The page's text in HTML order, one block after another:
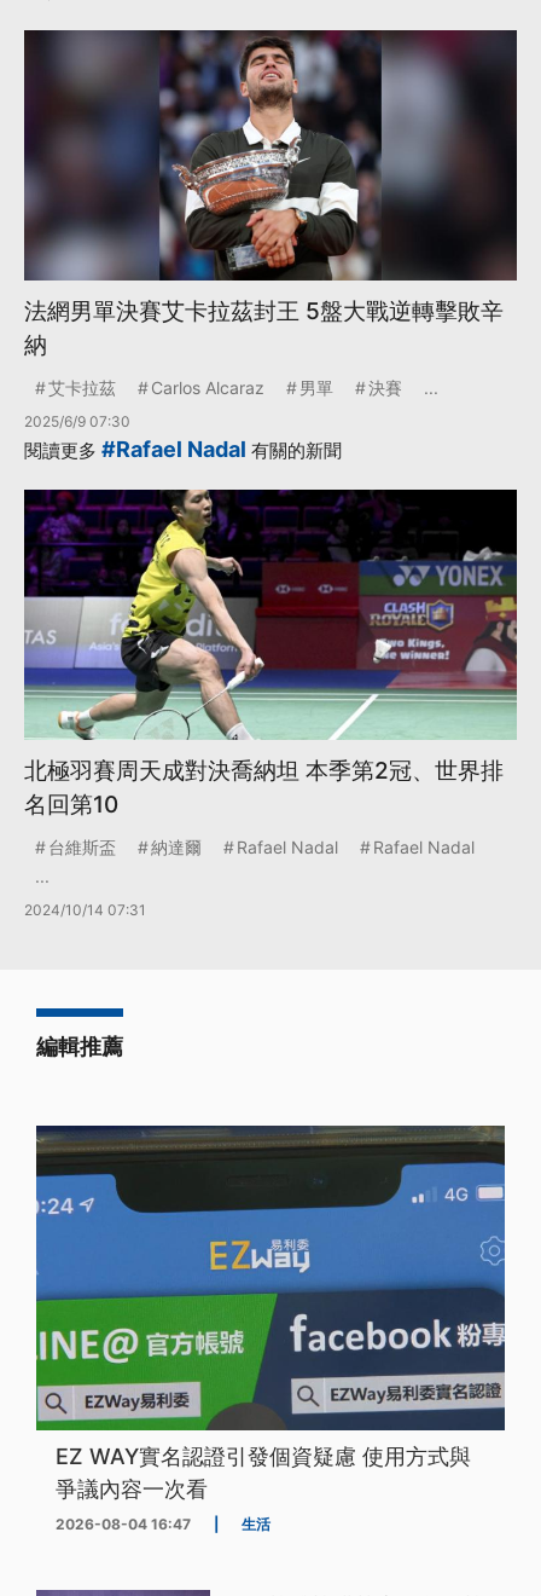
法網男單決賽艾卡拉茲封王 5盤大戰逆轉擊敗辛
納
艾卡拉茲 Carlos Alcaraz 男單 決賽 ...
2025/6/9 07:30
閱讀更多 #Rafael Nadal 有關的新聞
北極羽賽周天成對決喬納坦 本季第2冠、世界排
名回第10
台維斯盃 納達爾 Rafael Nadal
Rafael Nadal
...
2024/10/14 07:31
編輯推薦
EZ WAY實名認證引發個資疑慮 使用方式與
爭議內容一次看
2026-08-04 16:47 生活